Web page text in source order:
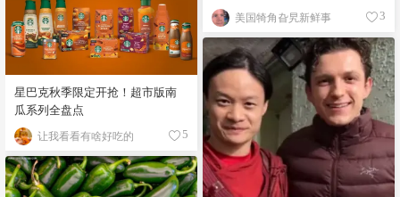
美国犄角旮旯新鲜事 3
星巴克秋季限定开抢！超市版南
瓜系列全盘点
让我看看有啥好吃的 5